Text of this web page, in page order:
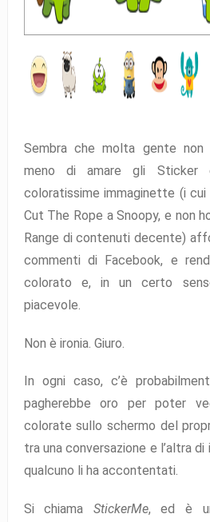
Sembra che molta gente
meno di amare gli Sticker
coloratissime immaginette (i
Cut The Rope a Snoopy, e non
Range di contenuti decente)
commenti di Facebook, e
colorato e, in un certo
piacevole.
Non è ironia. Giuro.
In ogni caso, c’è
pagherebbe oro per poter
colorate sullo schermo del
tra una conversazione e l’altra
qualcuno li ha accontentati.
Si chiama StickerMe, ed è